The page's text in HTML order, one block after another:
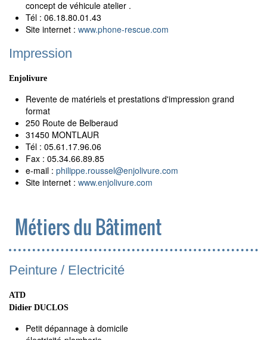
concept de véhicule atelier .
Tél : 06.18.80.01.43
Site internet : www.phone-rescue.com
Impression
Enjolivure
Revente de matériels et prestations d'impression grand
format
250 Route de Belberaud
31450 MONTLAUR
Tél : 05.61.17.96.06
Fax : 05.34.66.89.85
e-mail : philippe.roussel@enjolivure.com
Site internet : www.enjolivure.com
Métiers du Bâtiment
Peinture / Electricité
ATD
Didier DUCLOS
Petit dépannage à domicile